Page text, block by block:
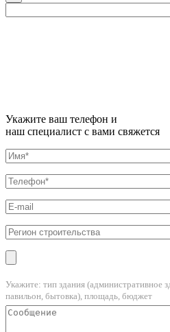
Укажите ваш телефон и
наш специалист с вами свяжется
Укажите: тип здания (административное
павильон, бытовка), площадь, бюджет